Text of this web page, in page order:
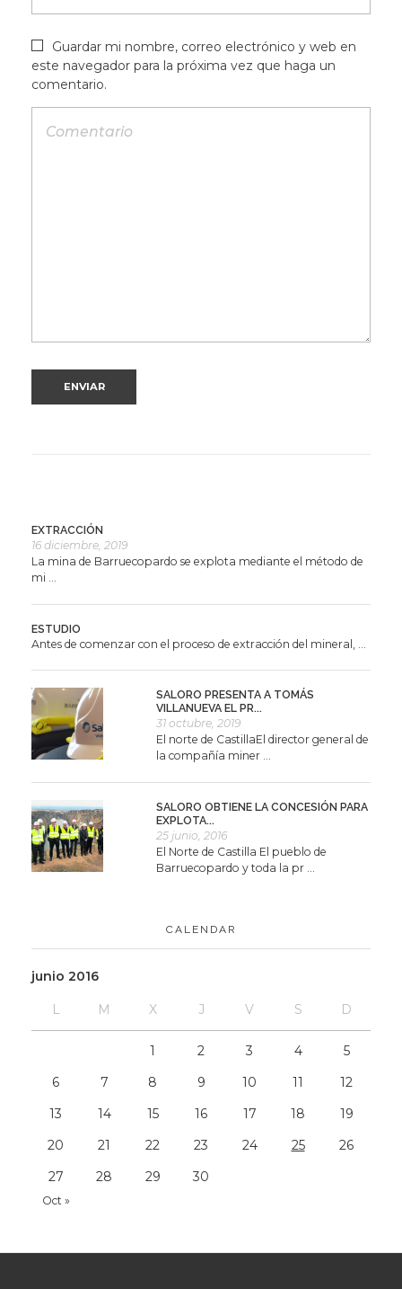
Guardar mi nombre, correo electrónico y web en
este navegador para la próxima vez que haga un
comentario.
EXTRACCIÓN
16 diciembre, 2019
La mina de Barruecopardo se explota mediante el método de
mi ...
ESTUDIO
Antes de comenzar con el proceso de extracción del mineral, ...
SALORO PRESENTA A TOMÁS
VILLANUEVA EL PR...
31 octubre, 2019
El norte de CastillaEl director general de
la compañía miner ...
SALORO OBTIENE LA CONCESIÓN PARA
EXPLOTA...
25 junio, 2016
El Norte de Castilla El pueblo de
Barruecopardo y toda la pr ...
CALENDAR
junio 2016
L M X J V S D
1 2 3 4
5
6
7 8 9 10 11
12
13
14 15 16 17 18
19
20
21 22 23 24 25
26
27
28 29 30
Oct »